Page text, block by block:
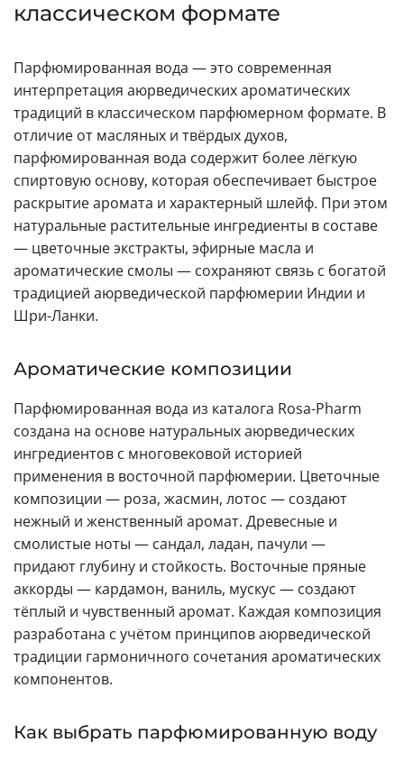
классическом формате
Парфюмированная вода — это современная
интерпретация аюрведических ароматических
традиций в классическом парфюмерном формате. В
отличие от масляных и твёрдых духов,
парфюмированная вода содержит более лёгкую
спиртовую основу, которая обеспечивает быстрое
раскрытие аромата и характерный шлейф. При этом
натуральные растительные ингредиенты в составе
— цветочные экстракты, эфирные масла и
ароматические смолы — сохраняют связь с богатой
традицией аюрведической парфюмерии Индии и
Шри-Ланки.
Ароматические композиции
Парфюмированная вода из каталога Rosa-Pharm
создана на основе натуральных аюрведических
ингредиентов с многовековой историей
применения в восточной парфюмерии. Цветочные
композиции — роза, жасмин, лотос — создают
нежный и женственный аромат. Древесные и
смолистые ноты — сандал, ладан, пачули —
придают глубину и стойкость. Восточные пряные
аккорды — кардамон, ваниль, мускус — создают
тёплый и чувственный аромат. Каждая композиция
разработана с учётом принципов аюрведической
традиции гармоничного сочетания ароматических
компонентов.
Как выбрать парфюмированную воду